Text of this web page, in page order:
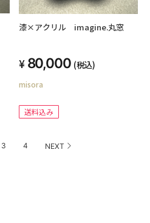
漆×アクリル imagine.丸窓
80,000 (税込)
misora
送料込み
3 4 NEXT